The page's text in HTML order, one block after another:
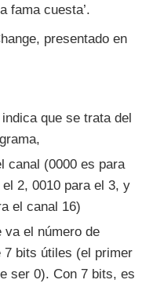
fama cuesta’.
presentado en
que se trata del
canal (0000 es para
2, 0010 para el 3, y
el canal 16)
va el número de
7 bits útiles (el primer
ser 0). Con 7 bits, es